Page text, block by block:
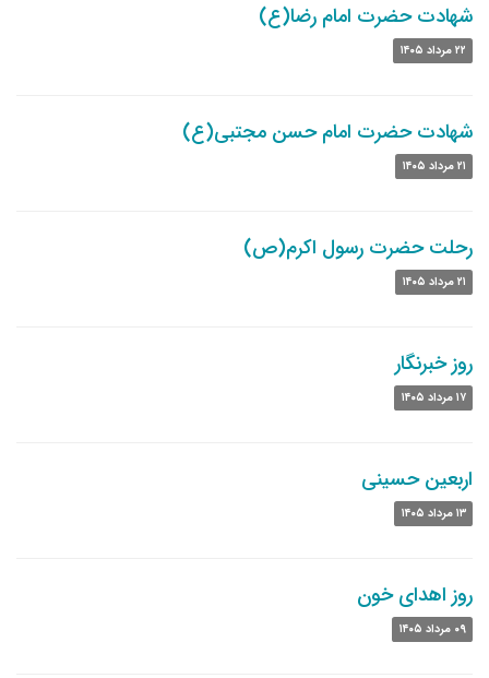
شهادت حضرت امام رضا(ع)
۲۲ مرداد ۱۴۰۵
شهادت حضرت امام حسن مجتبی(ع)
۲۱ مرداد ۱۴۰۵
رحلت حضرت رسول اکرم(ص)
۲۱ مرداد ۱۴۰۵
روز خبرنگار
۱۷ مرداد ۱۴۰۵
اربعین حسینی
۱۳ مرداد ۱۴۰۵
روز اهدای خون
۰۹ مرداد ۱۴۰۵